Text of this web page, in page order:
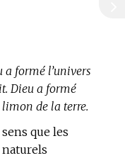
a formé l’univers
Dieu a formé
limon de la terre.
que les
naturels